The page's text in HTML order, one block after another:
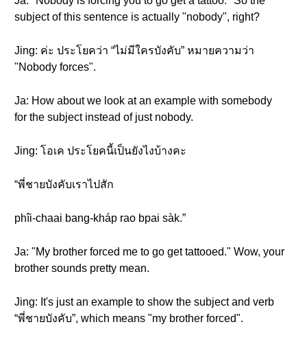
subject of this sentence is actually "nobody", right?
Jing: ค่ะ ประโยคว่า “ไม่มีใครบังคับ” หมายความว่า
"Nobody forces".
Ja: How about we look at an example with somebody
for the subject instead of just nobody.
Jing: โอเค ประโยคนี้เป็นยังไงบ้างคะ
“พี่ชายบังคับเราไปสัก
phîi-chaai bang-kháp rao bpai sàk.”
Ja: "My brother forced me to go get tattooed." Wow, your
brother sounds pretty mean.
Jing: It's just an example to show the subject and verb
“พี่ชายบังคับ”, which means "my brother forced".